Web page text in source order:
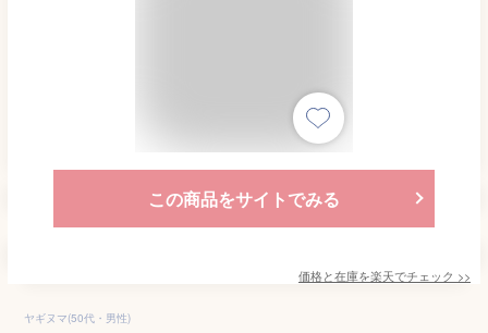
この商品をサイトでみる
価格と在庫を楽天でチェック >>
ヤギヌマ(50代・男性)